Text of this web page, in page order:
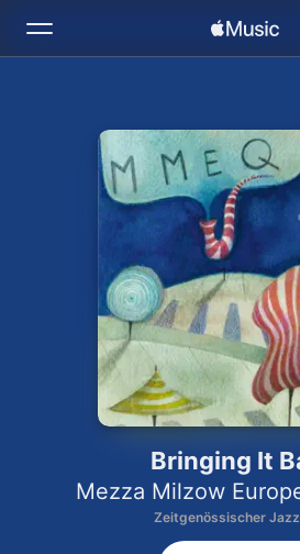
Startseite
Apple Music
Bringing It
Mezza Milzow
Zeitgenössischer Jazz